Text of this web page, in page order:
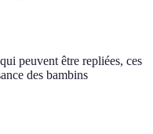
peuvent être repliées, ces
des bambins